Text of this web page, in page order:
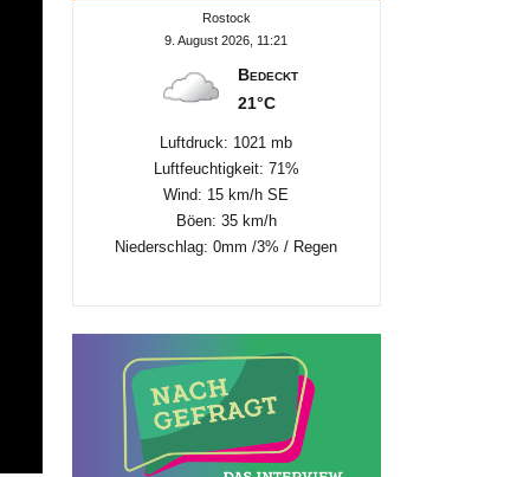
Rostock
9. August 2026, 11:21
Bedeckt
21°C
Luftdruck: 1021 mb
Luftfeuchtigkeit: 71%
Wind: 15 km/h SE
Böen: 35 km/h
Niederschlag:0mm /3% / Regen